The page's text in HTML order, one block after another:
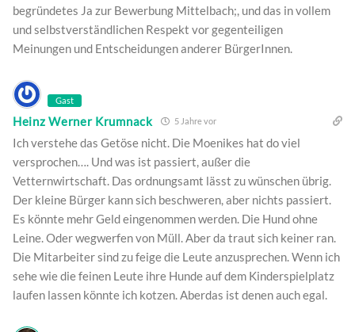
begründetes Ja zur Bewerbung Mittelbach;, und das in vollem
und selbstverständlichen Respekt vor gegenteiligen
Meinungen und Entscheidungen anderer BürgerInnen.
Gast
Heinz Werner Krumnack 5 Jahre vor
Ich verstehe das Getöse nicht. Die Moenikes hat do viel
versprochen…. Und was ist passiert, außer die
Vetternwirtschaft. Das ordnungsamt lässt zu wünschen übrig.
Der kleine Bürger kann sich beschweren, aber nichts passiert.
Es könnte mehr Geld eingenommen werden. Die Hund ohne
Leine. Oder wegwerfen von Müll. Aber da traut sich keiner ran.
Die Mitarbeiter sind zu feige die Leute anzusprechen. Wenn ich
sehe wie die feinen Leute ihre Hunde auf dem Kinderspielplatz
laufen lassen könnte ich kotzen. Aberdas ist denen auch egal.